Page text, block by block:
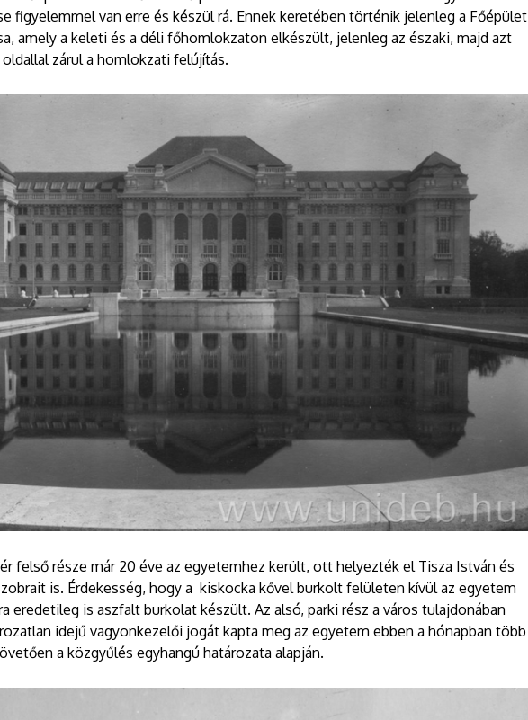
figyelemmel van erre és készül rá. Ennek keretében történik jelenleg a Főépület
amely a keleti és a déli főhomlokzaton elkészült, jelenleg az északi, majd azt
zárul a homlokzati felújítás.
felső része már 20 éve az egyetemhez került, ott helyezték el Tisza István és
is. Érdekesség, hogy a kiskocka kővel burkolt felületen kívül az egyetem
eredetileg is aszfalt burkolat készült. Az alsó, parki rész a város tulajdonában
idejű vagyonkezelői jogát kapta meg az egyetem ebben a hónapban több
a közgyűlés egyhangú határozata alapján.